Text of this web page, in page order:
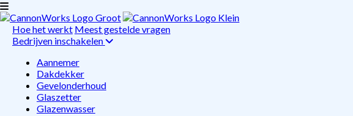
Hoe het werkt Meest gestelde vragen
Bedrijven inschakelen
Aannemer
Dakdekker
Gevelonderhoud
Glaszetter
Glazenwasser